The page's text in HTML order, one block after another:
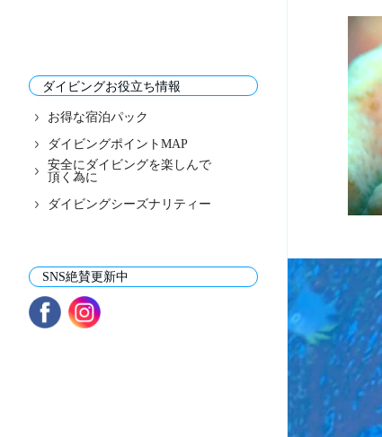
ダイビングお役立ち情報
お得な宿泊パック
ダイビングポイントMAP
安全にダイビングを楽しんで
頂く為に
ダイビングシーズナリティー
SNS絶賛更新中